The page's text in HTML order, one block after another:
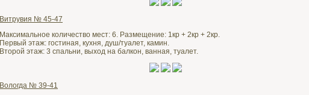
Витрувия № 45-47
Максимальное количество мест: 6. Размещение: 1кр + 2кр + 2кр.
Первый этаж: гостиная, кухня, душ/туалет, камин.
Второй этаж: 3 спальни, выход на балкон, ванная, туалет.
Вологда № 39-41